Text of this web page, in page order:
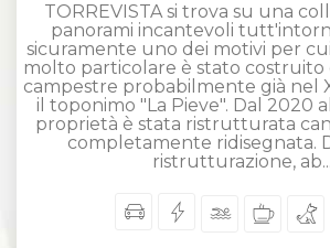
TORREVISTA si trova su una
panorami incantevoli
sicuramente uno dei motivi per
molto particolare è stato costruito
campestre probabilmente già nel
il toponimo "La Pieve". Dal 2020
proprietà è stata ristrutturata
completamente ridisegnata.
ristrutturazione, ab...